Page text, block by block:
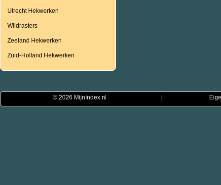
Utrecht Hekwerken
Wildrasters
Zeeland Hekwerken
Zuid-Holland Hekwerken
© 2026 MijnIndex.nl